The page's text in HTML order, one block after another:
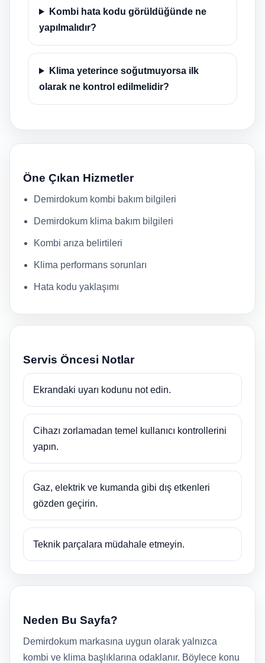
Kombi hata kodu görüldüğünde ne
yapılmalıdır?
Klima yeterince soğutmuyorsa ilk
olarak ne kontrol edilmelidir?
Öne Çıkan Hizmetler
Demirdokum kombi bakım bilgileri
Demirdokum klima bakım bilgileri
Kombi arıza belirtileri
Klima performans sorunları
Hata kodu yaklaşımı
Servis Öncesi Notlar
Ekrandaki uyarı kodunu not edin.
Cihazı zorlamadan temel kullanıcı kontrollerini
yapın.
Gaz, elektrik ve kumanda gibi dış etkenleri
gözden geçirin.
Teknik parçalara müdahale etmeyin.
Neden Bu Sayfa?
Demirdokum markasına uygun olarak yalnızca
kombi ve klima başlıklarına odaklanır. Böylece konu